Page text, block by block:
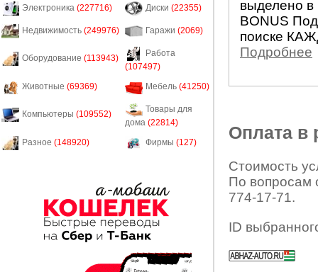
Электроника (227716) Диски (22355)
Недвижимость (249976) Гаражи (2069)
Оборудование (113943)
Работа
(107497)
Животные (69369) Мебель (41250)
Компьютеры (109552)
Товары для
дома (22814)
Разное (148920) Фирмы (127)
выделено в
BONUS
поиске
Подробнее
Оплата в
Стоимость
По вопросам
774-17-71.
ID